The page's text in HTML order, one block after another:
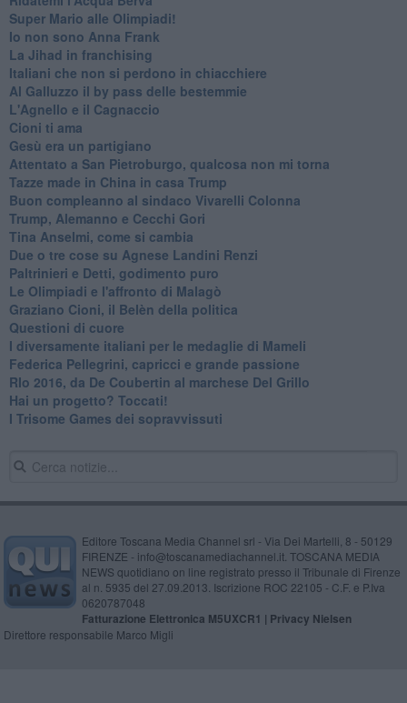
Super Mario alle Olimpiadi!
Io non sono Anna Frank
​La Jihad in franchising
Italiani che non si perdono in chiacchiere
Al Galluzzo il by pass delle bestemmie
L'Agnello e il Cagnaccio
Cioni ti ama
​Gesù era un partigiano
Attentato a San Pietroburgo, qualcosa non mi torna
Tazze made in China in casa Trump
Buon compleanno al sindaco Vivarelli Colonna
Trump, Alemanno e Cecchi Gori
Tina Anselmi, come si cambia
Due o tre cose su Agnese Landini Renzi
Paltrinieri e Detti, godimento puro
Le Olimpiadi e l'affronto di Malagò
Graziano Cioni, il Belèn della politica
Questioni di cuore
I diversamente italiani per le medaglie di Mameli
Federica Pellegrini, capricci e grande passione
RIo 2016, da De Coubertin al marchese Del Grillo
​Hai un progetto? Toccati!
​I Trisome Games dei sopravvissuti
Editore Toscana Media Channel srl - Via Dei Martelli, 8 - 50129
FIRENZE - info@toscanamediachannel.it. TOSCANA MEDIA
NEWS quotidiano on line registrato presso il Tribunale di Firenze
al n. 5935 del 27.09.2013. Iscrizione ROC 22105 - C.F. e P.Iva
0620787048
Fatturazione Elettronica M5UXCR1 | Privacy Nielsen
Direttore responsabile Marco Migli